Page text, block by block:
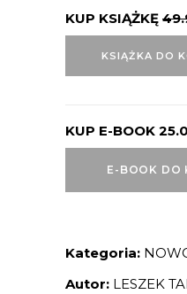
KUP KSIĄŻKĘ
KSIĄŻKA DO
KUP E-BOOK
E-BOOK DO
Kategoria:
Autor: LESZEK